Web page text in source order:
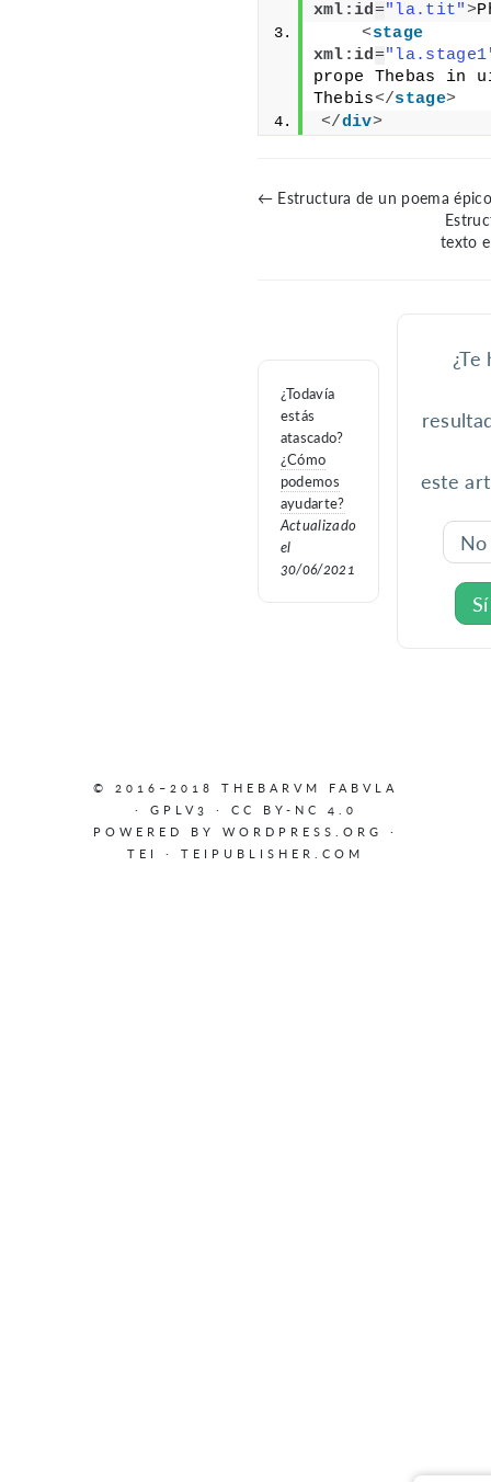
xml:id="la.tit">
<stage
xml:id=
prope Thebas in
Thebis</stage>
</div>
← Estructura de un poema
texto
¿Todavía
estás
atascado?
¿Cómo
podemos
ayudarte?
Actualizado
el
30/06/2021
¿Te
este
No
Sí
© 2016–2018 THEBARVM FABVLA
· GPLV3 · CC BY-NC 4.0
POWERED BY WORDPRESS.ORG
·
TEI
· TEIPUBLISHER.COM